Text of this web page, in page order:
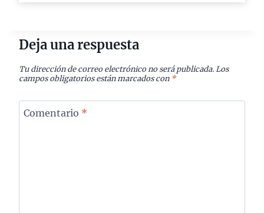
Deja una respuesta
Tu dirección de correo electrónico no será publicada. Los
campos obligatorios están marcados con *
Comentario *